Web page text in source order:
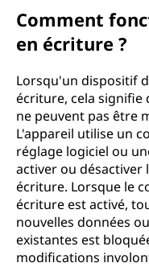
Comment
en écriture ?
Lorsqu'un dispositif
écriture, cela signifie
ne peuvent pas être
L'appareil utilise un
réglage logiciel ou
activer ou
écriture. Lorsque le
écriture est activé,
nouvelles données
existantes est
modifications